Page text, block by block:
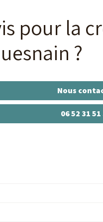
pour la
?
Nous
06 52 31 51